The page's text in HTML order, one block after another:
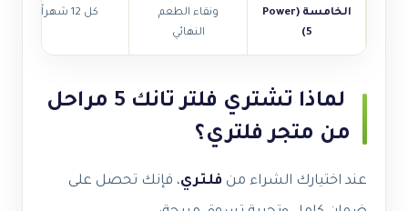
الخامسة (Power
5)
ونقاء الطعم
النهائي
كل 12 شهراً
لماذا تشتري فلتر تانك 5 مراحل
من متجر فلتري؟
عند اختيارك الشراء من فلتري، فإنك تحصل على